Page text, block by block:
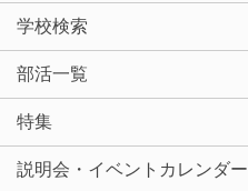
学校検索
部活一覧
特集
説明会・イベントカレンダー